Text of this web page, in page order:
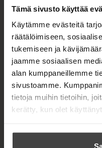
Tämä sivusto käyttää
Käytämme evästeitä
räätälöimiseen,
tukemiseen ja
jaamme sosiaalisen
alan kumppaneillemme
sivustoamme.
tietoja muihin tietoihin,
kerätty, kun olet
l
i
l
e
h
e
e
n
v
ä
l
l
e
h
t
e
e
r
k
k
S
i
p
i
l
ä
O
h
t
a
O
h
t
a